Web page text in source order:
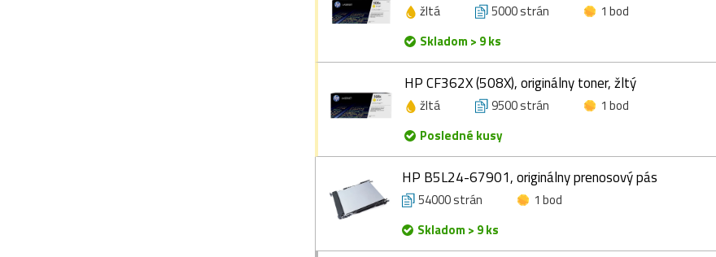
žltá 5000 strán
1 bod
Skladom > 9 ks
HP CF362X (508X), originálny toner, žltý
žltá 9500 strán
1 bod
Posledné kusy
HP B5L24-67901, originálny prenosový pás
54000 strán
1 bod
Skladom > 9 ks